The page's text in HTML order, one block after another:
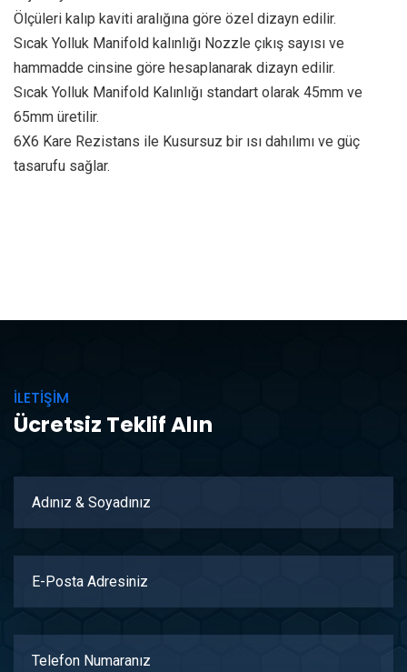
Ölçüleri kalıp kaviti aralığına göre özel dizayn edilir.
Sıcak Yolluk Manifold kalınlığı Nozzle çıkış sayısı ve
hammadde cinsine göre hesaplanarak dizayn edilir.
Sıcak Yolluk Manifold Kalınlığı standart olarak 45mm ve
65mm üretilir.
6X6 Kare Rezistans ile Kusursuz bir ısı dahılımı ve güç
tasarufu sağlar.
İLETİŞİM
Ücretsiz Teklif Alın